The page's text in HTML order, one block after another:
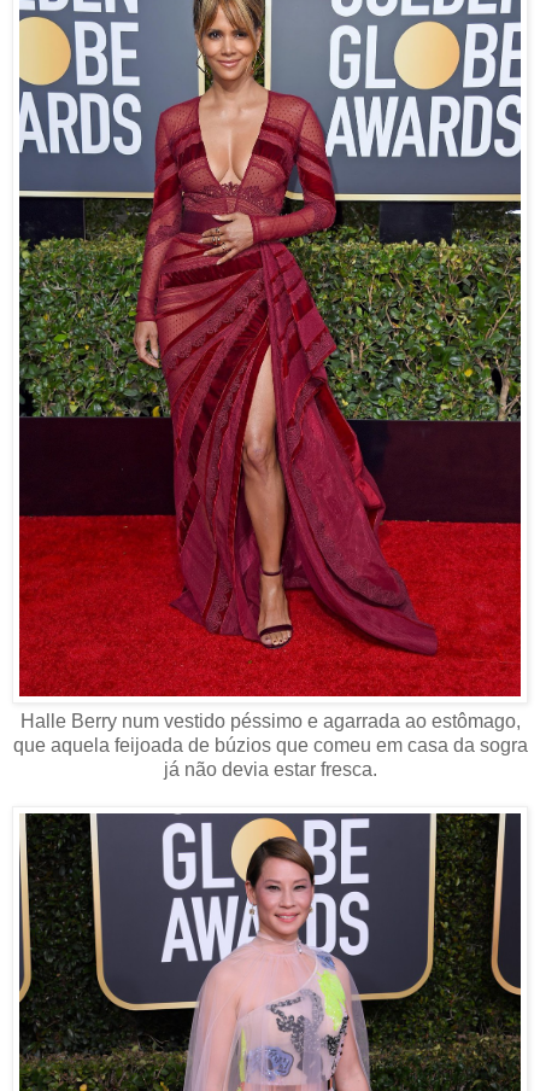
Halle Berry num vestido péssimo e agarrada ao estômago,
que aquela feijoada de búzios que comeu em casa da sogra
já não devia estar fresca.